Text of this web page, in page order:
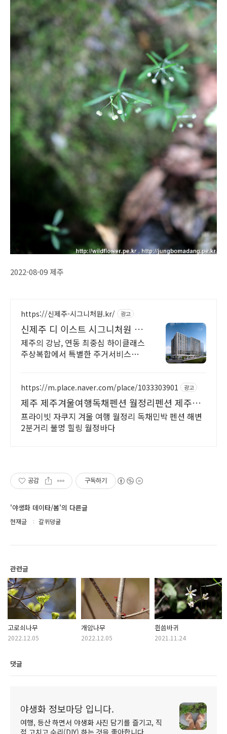
2022-08-09 제주
https://신제주-시그니처원.kr/ 광고
신제주 디 이스트 시그니처원 대
표홈페이지
제주의 강남, 연동 최중심 하이클래스
주상복합에서 특별한 주거서비스를
https://m.place.naver.com/place/1033303901 광고
제주 제주겨울여행독채펜션 월정리펜션 제주감
성 독채공간
프라이빗 자쿠지 겨울 여행 월정리 독채민박 펜션 해변
2분거리 불멍 힐링 월정바다
공감 구독하기
'야생화 데이타/봄'의 다른글
현재글 갈퀴덩굴
관련글
고로쇠나무
2022.12.05
개암나무
2022.12.05
흰씀바귀
2021.11.24
댓글
야생화 정보마당 입니다.
여행, 등산 하면서 야생화 사진 담기를 즐기고, 직
접 고치고 수리(DIY) 하는 것을 좋아합니다.